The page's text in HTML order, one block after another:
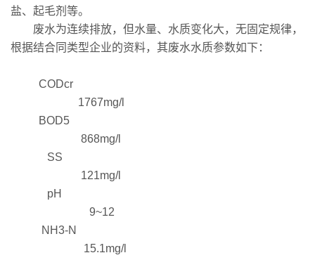
盐、起毛剂等。
废水为连续排放，但水量、水质变化大，无固定规律，
根据结合同类型企业的资料，其废水水质参数如下：
CODcr
1767mg/l
BOD5
868mg/l
SS
121mg/l
pH
9~12
NH3-N
15.1mg/l